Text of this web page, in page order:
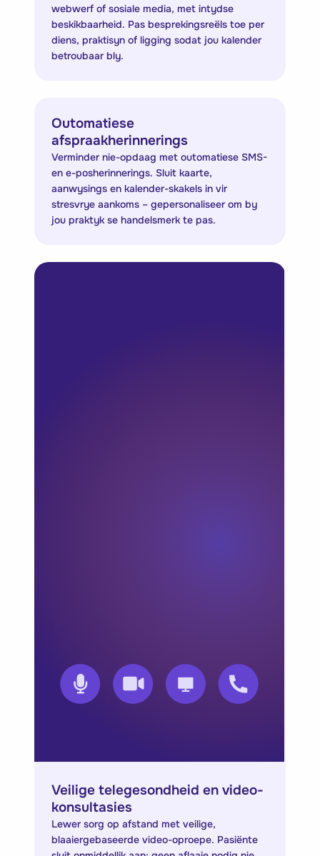
webwerf of sosiale media, met intydse
beskikbaarheid. Pas besprekingsreëls toe per
diens, praktisyn of ligging sodat jou kalender
betroubaar bly.
Outomatiese
afspraakherinnerings
Verminder nie-opdaag met outomatiese SMS-
en e-posherinnerings. Sluit kaarte,
aanwysings en kalender-skakels in vir
stresvrye aankoms – gepersonaliseer om by
jou praktyk se handelsmerk te pas.
Veilige telegesondheid en video-
konsultasies
Lewer sorg op afstand met veilige,
blaaiergebaseerde video-oproepe. Pasiënte